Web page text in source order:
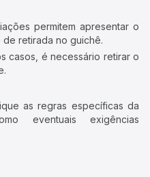
permitem apresentar o
retirada no guichê.
casos, é necessário retirar o
as regras específicas da
eventuais exigências